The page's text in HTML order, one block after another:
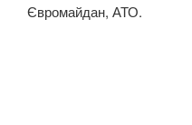
Євромайдан, АТО.